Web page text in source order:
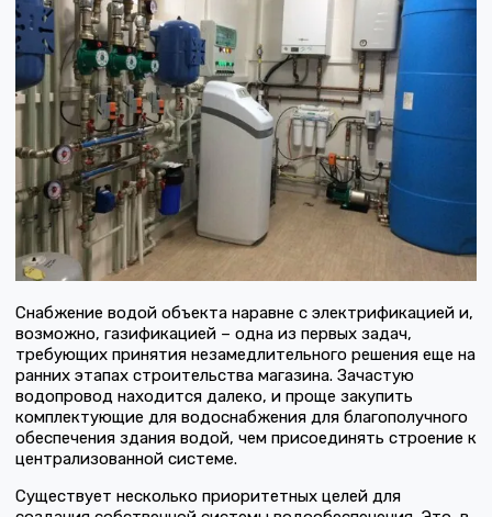
Снабжение водой объекта наравне с электрификацией и,
возможно, газификацией – одна из первых задач,
требующих принятия незамедлительного решения еще на
ранних этапах строительства магазина. Зачастую
водопровод находится далеко, и проще закупить
комплектующие для водоснабжения для благополучного
обеспечения здания водой, чем присоединять строение к
централизованной системе.
Существует несколько приоритетных целей для